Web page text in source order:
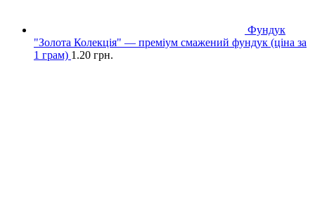
Фундук
"Золота Колекція" — преміум смажений фундук (ціна за
1 грам) 1.20 грн.